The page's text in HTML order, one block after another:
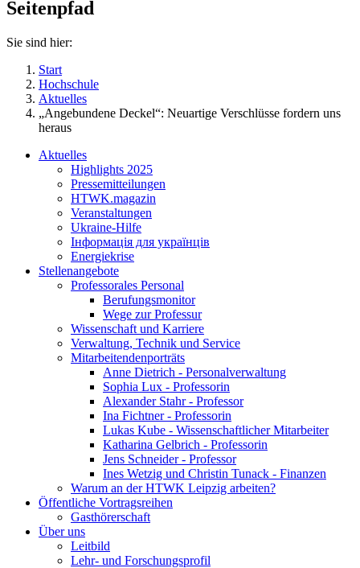
Seitenpfad
Sie sind hier:
Start
Hochschule
Aktuelles
„Angebundene Deckel“: Neuartige Verschlüsse fordern uns
heraus
Aktuelles
Highlights 2025
Pressemitteilungen
HTWK.magazin
Veranstaltungen
Ukraine-Hilfe
Інформація для українців
Energiekrise
Stellenangebote
Professorales Personal
Berufungsmonitor
Wege zur Professur
Wissenschaft und Karriere
Verwaltung, Technik und Service
Mitarbeitendenporträts
Anne Dietrich - Personalverwaltung
Sophia Lux - Professorin
Alexander Stahr - Professor
Ina Fichtner - Professorin
Lukas Kube - Wissenschaftlicher Mitarbeiter
Katharina Gelbrich - Professorin
Jens Schneider - Professor
Ines Wetzig und Christin Tunack - Finanzen
Warum an der HTWK Leipzig arbeiten?
Öffentliche Vortragsreihen
Gasthörerschaft
Über uns
Leitbild
Lehr- und Forschungsprofil